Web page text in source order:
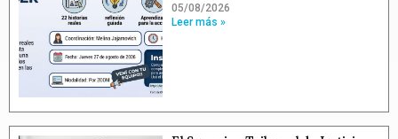
05/08/2026
Leer más »